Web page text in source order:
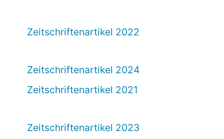
Zeitschriftenartikel 2022
Zeitschriftenartikel 2024
Zeitschriftenartikel 2021
Zeitschriftenartikel 2023